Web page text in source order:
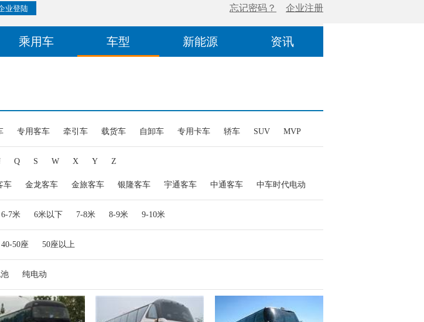
乘用车 车型 新能源 资讯
专用客车 牵引车 载货车 自卸车 专用卡车 轿车 SUV MVP
Q S W X Y Z
车 金龙客车 金旅客车 银隆客车 宇通客车 中通客车 中车时代电动
6-7米 6米以下 7-8米 8-9米 9-10米
40-50座 50座以上
纯电动